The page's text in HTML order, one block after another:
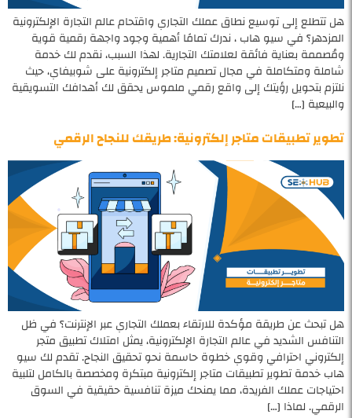
هل تتطلع إلى توسيع نطاق عملك التجاري واقتحام عالم التجارة الإلكترونية
المزدهر؟ في سيو هاب ، ندرك تمامًا أهمية وجود واجهة رقمية قوية
ومُصممة بعناية فائقة لعلامتك التجارية. لهذا السبب، نقدم لك خدمة
شاملة ومتكاملة في مجال تصميم متاجر إلكترونية على شوبيفاي، حيث
نلتزم بتحويل رؤيتك إلى واقع رقمي ملموس يحقق لك أهدافك التسويقية
والبيعية […]
تطوير تطبيقات متاجر إلكترونية: طريقك للنجاح الرقمي
هل تبحث عن طريقة مؤكدة للارتقاء بعملك التجاري عبر الإنترنت؟ في ظل
التنافس الشديد في عالم التجارة الإلكترونية، يمثل امتلاك تطبيق متجر
إلكتروني احترافي وقوي خطوة حاسمة نحو تحقيق النجاح. تقدم لك سيو
هاب خدمة تطوير تطبيقات متاجر إلكترونية مبتكرة ومخصصة بالكامل لتلبية
احتياجات عملك الفريدة، مما يمنحك ميزة تنافسية حقيقية في السوق
الرقمي. لماذا […]